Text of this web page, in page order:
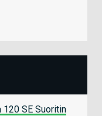
SE Suoritin